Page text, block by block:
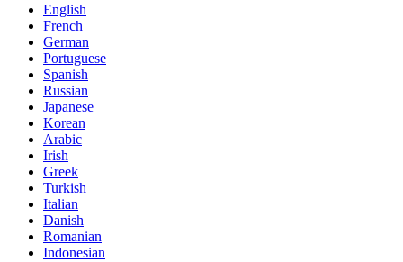
English
French
German
Portuguese
Spanish
Russian
Japanese
Korean
Arabic
Irish
Greek
Turkish
Italian
Danish
Romanian
Indonesian